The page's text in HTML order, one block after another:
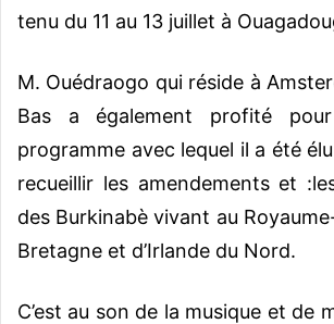
tenu du 11 au 13 juillet à
M. Ouédraogo qui réside à
Bas a également profité
programme avec lequel il a été
recueillir les amendements et
des Burkinabè vivant au
Bretagne et d’Irlande du Nord.
C’est au son de la musique et de